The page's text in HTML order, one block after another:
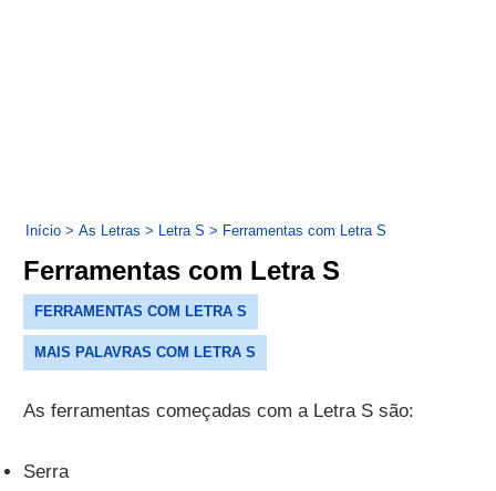
Início > As Letras > Letra S > Ferramentas com Letra S
Ferramentas com Letra S
FERRAMENTAS COM LETRA S
MAIS PALAVRAS COM LETRA S
As ferramentas começadas com a Letra S são:
Serra